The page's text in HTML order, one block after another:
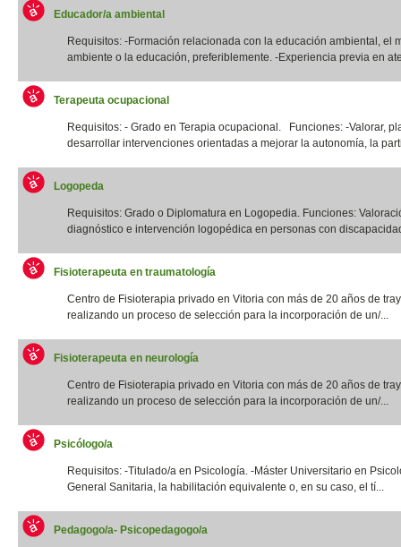
Educador/a ambiental
Requisitos: -Formación relacionada con la educación ambiental, el
ambiente o la educación, preferiblemente. -Experiencia previa en
Terapeuta ocupacional
Requisitos: - Grado en Terapia ocupacional. Funciones: -Valorar,
desarrollar intervenciones orientadas a mejorar la autonomía, la
Logopeda
Requisitos: Grado o Diplomatura en Logopedia. Funciones:
diagnóstico e intervención logopédica en personas con
Fisioterapeuta en traumatología
Centro de Fisioterapia privado en Vitoria con más de 20 años de
realizando un proceso de selección para la incorporación de un/...
Fisioterapeuta en neurología
Centro de Fisioterapia privado en Vitoria con más de 20 años de
realizando un proceso de selección para la incorporación de un/...
Psicólogo/a
Requisitos: -Titulado/a en Psicología. -Máster Universitario en
General Sanitaria, la habilitación equivalente o, en su caso, el tí...
Pedagogo/a- Psicopedagogo/a